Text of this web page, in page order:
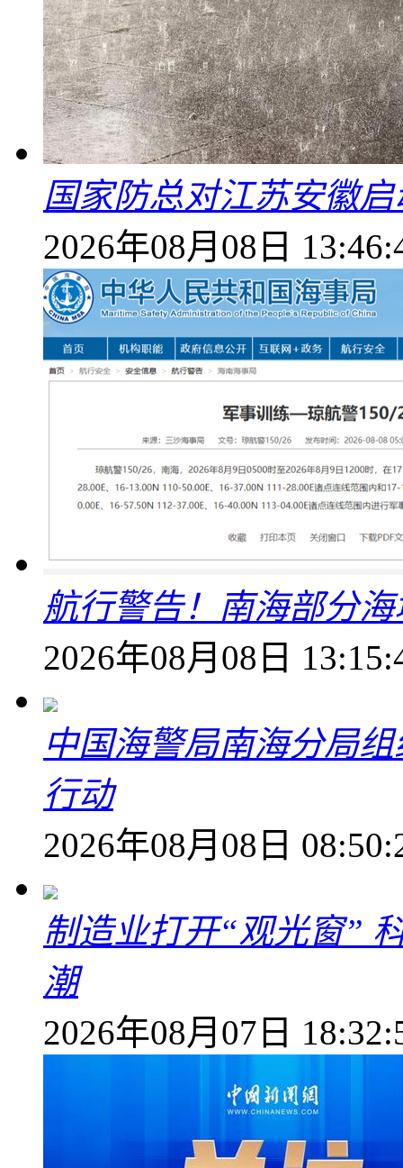
国家防总对江苏安徽
2026年08月08日
航行警告！南海部分
2026年08月08日
中国海警局南海分局
行动
2026年08月08日
制造业打开“观光窗”
潮
2026年08月07日